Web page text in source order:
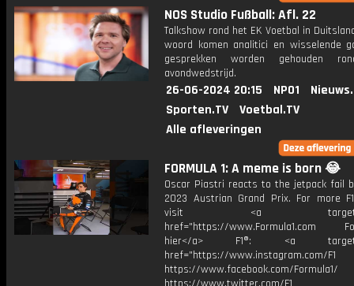
NOS Studio Fußball: Afl. 22
Talkshow rond het EK Voetbal in
woord komen analitici en wisselende
gesprekken worden gehouden
avondwedstrijd.
26-06-2024 20:15 NPO1
Sporten.TV
Voetbal.TV
Alle afleveringen
FORMULA 1: A meme is born 😂
Oscar Piastri reacts to the jetpack fail
2023 Austrian Grand Prix. For more
visit <a
href="https://www.Formula1.com
hier</a> F1®: <a
href="https://www.instagram.com/F1
https://www.facebook.com/Formula1/